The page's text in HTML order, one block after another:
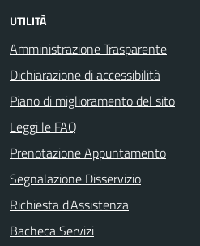
UTILITÀ
Amministrazione Trasparente
Dichiarazione di accessibilità
Piano di miglioramento del sito
Leggi le FAQ
Prenotazione Appuntamento
Segnalazione Disservizio
Richiesta d'Assistenza
Bacheca Servizi